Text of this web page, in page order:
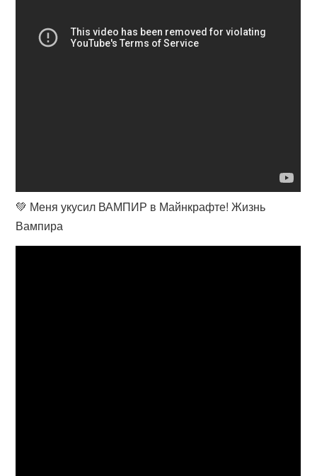
💚 Меня укусил ВАМПИР в Майнкрафте! Жизнь
Вампира